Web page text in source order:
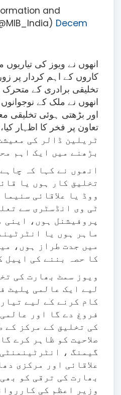
and
Decem
انھوں نے ویوز کی
کاروں کے اہم کردار پر
تخلیقی برادری کے متحرک
انھوں نے ملک کے
اور بڑھتی ہوئی تخلیقی
ٹریلین ڈالر کی
بڑھنے میں ایک اہم
انھوں نے کہا کہ
تخلیق کار ہوں یا
ووڈ یا علاقائی
ٹی وی انڈسٹری سے
پروفیشنل ہوں، اینی
ماہر ہوں یا
میں جدت طراز ہوں،
کا حصہ بننے کی اپیل
ویوز سمٹ بھارت کی
لیے ایک عالمی پلیٹ
کام کرنے کے لیے
فروغ دے گا اور
کی تخلیق کے مرکز کے
صلاحیت کو ظاہر کرے
گیمنگ ،
علاقائی اور مرکزی
بھارت کی ترقی کو
وزیر اعظم کی